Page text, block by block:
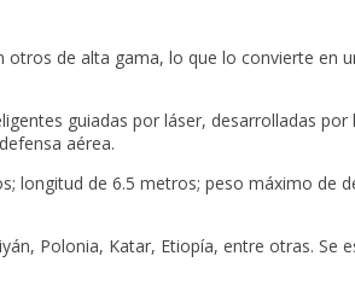
de alta gama, lo que lo convierte en
guiadas por láser, desarrolladas
aérea.
de 6.5 metros; peso máximo de
Polonia, Katar, Etiopía, entre otras.